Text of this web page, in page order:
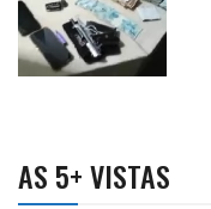
AS 5+ VISTAS